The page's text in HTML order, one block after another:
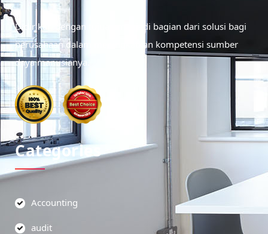
Didirikan dengan tujuan menjadi bagian dari solusi bagi
perusahaan dalam meningkatkan kompetensi sumber
daya manusianya.
Categories
Accounting
audit